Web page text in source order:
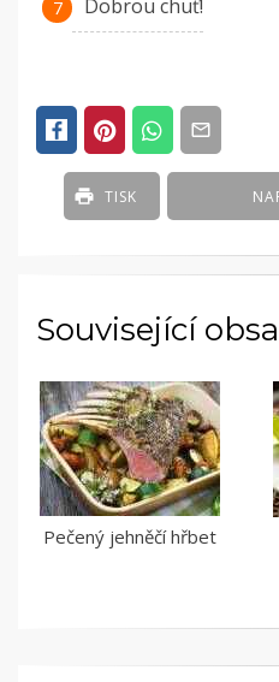
Dobrou chuť!
TISK
Související
Pečený jehněčí hřbet